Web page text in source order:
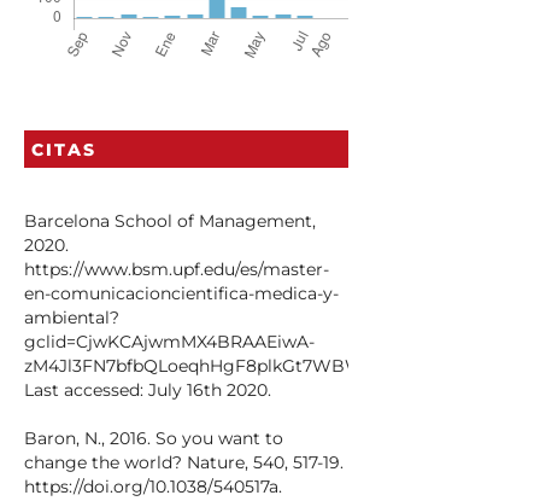
CITAS
Barcelona School of Management,
2020.
https://www.bsm.upf.edu/es/master-
en-comunicacioncientifica-medica-y-
ambiental?
gclid=CjwKCAjwmMX4BRAAEiwA-
Last accessed: July 16th 2020.
Baron, N., 2016. So you want to
change the world? Nature, 540, 517-19.
https://doi.org/10.1038/540517a.